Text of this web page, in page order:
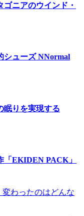
ニアのウインド・
シューズ NNormal
眠りを実現する
「EKIDEN PACK」
わったのはどんな